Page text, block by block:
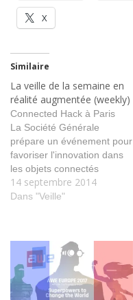
X
Similaire
La veille de la semaine en
réalité augmentée (weekly)
Connected Hack à Paris
La Société Générale
prépare un événement pour
favoriser l'innovation dans
les objets connectés
tags:société générale
hackaton objet connecté
objets | L'Atelier: Disruptive
innovation Un modèle de
modem 3G qui risque de
transformer les lunettes de
14 septembre 2014
Dans "Veille"